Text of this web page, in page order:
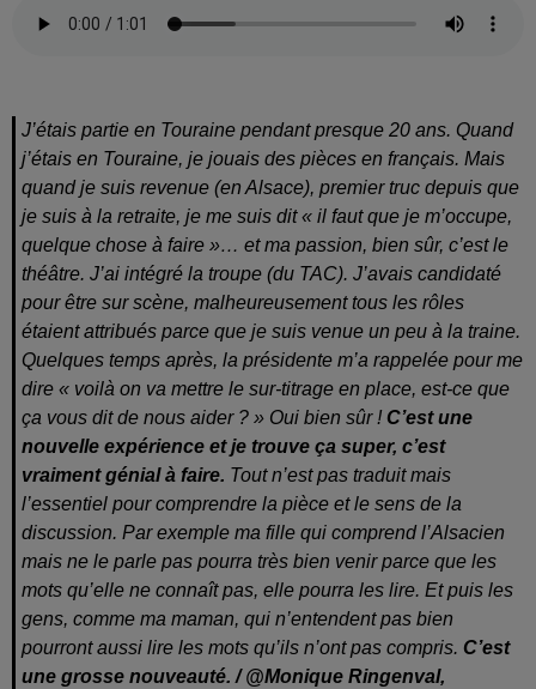
J’étais partie en Touraine pendant presque 20 ans. Quand
j’étais en Touraine, je jouais des pièces en français. Mais
quand je suis revenue (en Alsace), premier truc depuis que
je suis à la retraite, je me suis dit « il faut que je m’occupe,
quelque chose à faire »… et ma passion, bien sûr, c’est le
théâtre. J’ai intégré la troupe (du TAC). J’avais candidaté
pour être sur scène, malheureusement tous les rôles
étaient attribués parce que je suis venue un peu à la traine.
Quelques temps après, la présidente m’a rappelée pour me
dire « voilà on va mettre le sur-titrage en place, est-ce que
ça vous dit de nous aider ? » Oui bien sûr ! C’est une
nouvelle expérience et je trouve ça super, c’est
vraiment génial à faire. Tout n’est pas traduit mais
l’essentiel pour comprendre la pièce et le sens de la
discussion. Par exemple ma fille qui comprend l’Alsacien
mais ne le parle pas pourra très bien venir parce que les
mots qu’elle ne connaît pas, elle pourra les lire. Et puis les
gens, comme ma maman, qui n’entendent pas bien
pourront aussi lire les mots qu’ils n’ont pas compris. C’est
une grosse nouveauté. / @Monique Ringenval,